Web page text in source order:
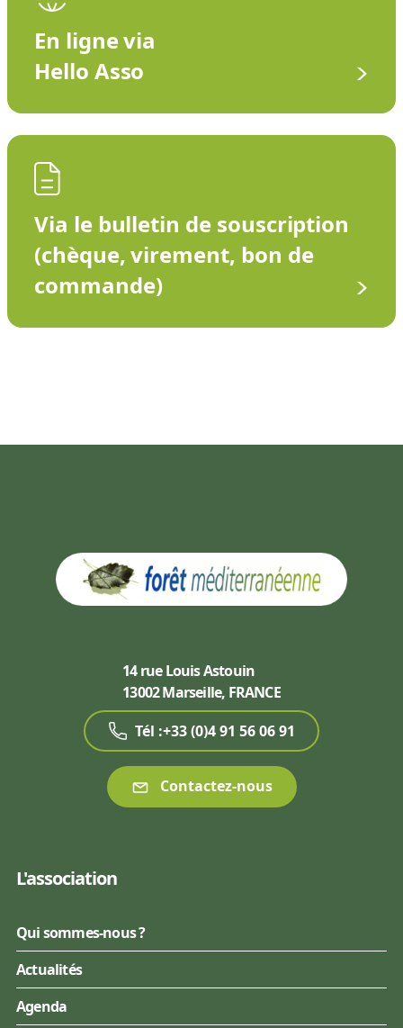
En ligne via
Hello Asso
Via le bulletin de souscription
(chèque, virement, bon de
commande)
14 rue Louis Astouin
13002 Marseille, FRANCE
Tél :+33 (0)4 91 56 06 91
Contactez-nous
L'association
Qui sommes-nous ?
Actualités
Agenda